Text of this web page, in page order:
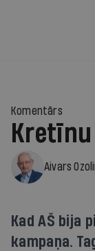
Komentārs
Aivars
Kad AŠ bija
kampaņa.